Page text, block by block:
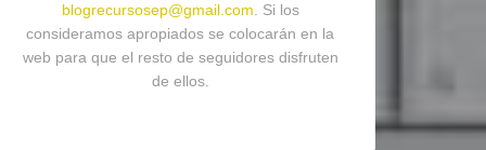
blogrecursosep@gmail.com . Si los
consideramos apropiados se colocarán en la
web para que el resto de seguidores disfruten
de ellos.